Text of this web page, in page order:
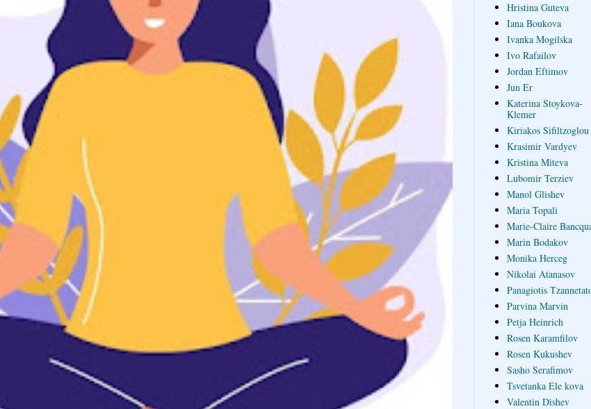
Hristina Guteva
Iana Boukova
Ivanka Mogilska
Ivo Rafailov
Jordan Eftimov
Jun Er
Katerina Stoykova-
Klemer
Kiriakos Sifiltzoglou
Krasimir Vardyev
Kristina Miteva
Lubomir Terziev
Manol Glishev
Maria Topali
Marie-Claire
Marin Bodakov
Monika Herceg
Nikolai Atanasov
Panagiotis
Parvina Marvin
Petja Heinrich
Rosen Karamfilov
Rosen Kukushev
Sasho Serafimov
Tsvetanka Ele kova
Valentin Dishev